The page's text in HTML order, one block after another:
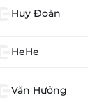
Huy Đoàn
HeHe
Văn Hưởng